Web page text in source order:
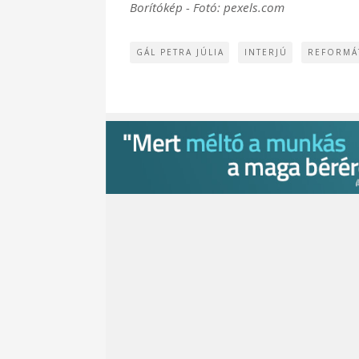
Borítókép - Fotó: pexels.com
GÁL PETRA JÚLIA INTERJÚ